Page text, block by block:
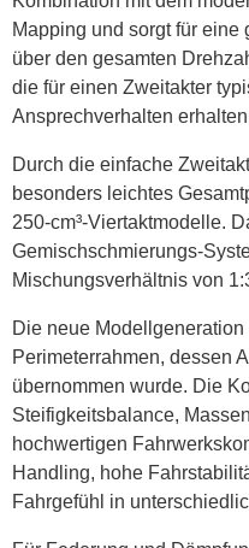
Mapping und sorgt für
über den gesamten
die für einen Zweitakter
Ansprechverhalten
Durch die einfache
besonders leichtes
250-cm³-Viertaktmodelle.
Gemischschmierungs-
Mischungsverhältnis von
Die neue
Perimeterrahmen, dessen
übernommen wurde. Die
Steifigkeitsbalance,
hochwertigen
Handling, hohe
Fahrgefühl in